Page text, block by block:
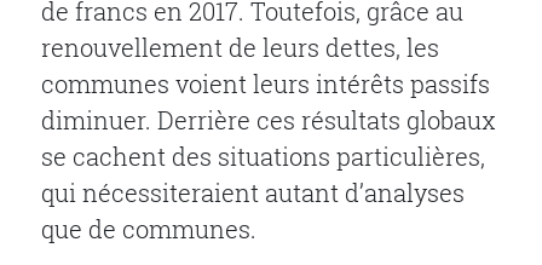
de francs en 2017. Toutefois, grâce au
renouvellement de leurs dettes, les
communes voient leurs intérêts passifs
diminuer. Derrière ces résultats globaux
se cachent des situations particulières,
qui nécessiteraient autant d’analyses
que de communes.